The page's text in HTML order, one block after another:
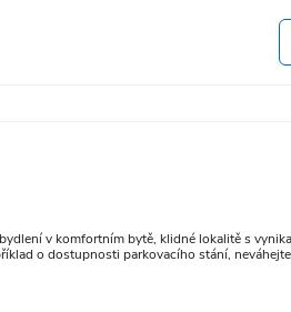
v komfortním bytě, klidné lokalitě s
o dostupnosti parkovacího stání,